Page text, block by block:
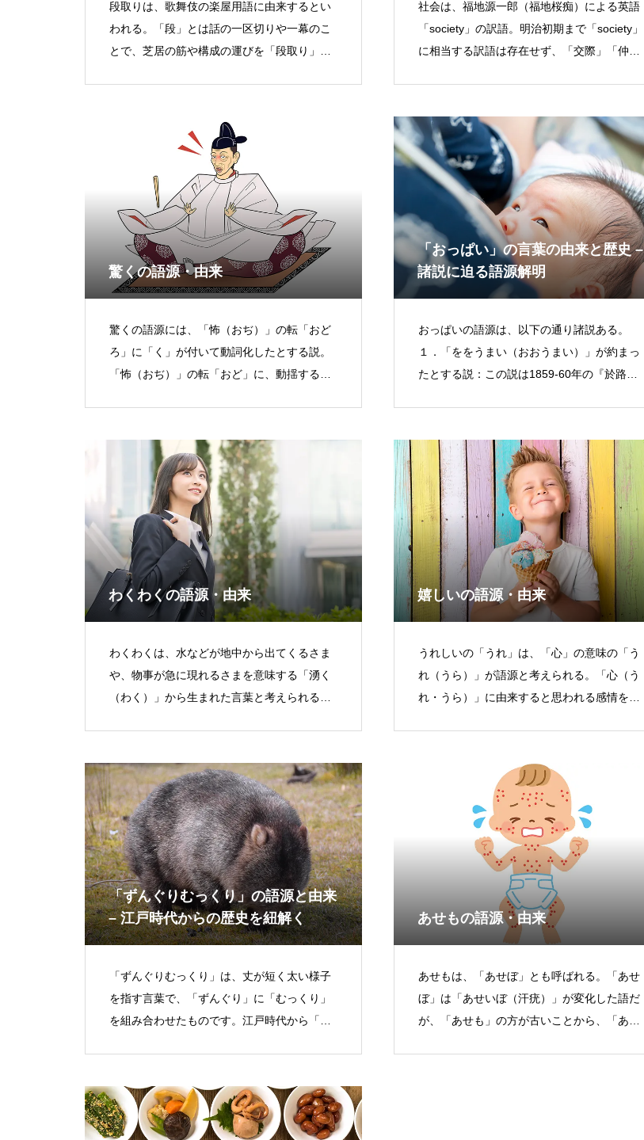
段取りは、歌舞伎の楽屋用語に由来するとい
われる。「段」とは話の一区切りや一幕のこ
とで、芝居の筋や構成の運びを「段取り」と
社会は、福地源一郎（福地桜痴）による英語
「society」の訳語。明治初期まで「society」
に相当する訳語は存在せず、「交際」「仲
驚くの語源・由来
驚くの語源には、「怖（おぢ）」の転「おど
ろ」に「く」が付いて動詞化したとする説。
「怖（おぢ）」の転「おど」に、動揺する意
「おっぱい」の言葉の由来と歴史 –
諸説に迫る語源解明
おっぱいの語源は、以下の通り諸説ある。
１．「ををうまい（おおうまい）」が約まっ
たとする説：この説は1859-60年の『於路加
わくわくの語源・由来
わくわくは、水などが地中から出てくるさま
や、物事が急に現れるさまを意味する「湧く
（わく）」から生まれた言葉と考えられる。
嬉しいの語源・由来
うれしいの「うれ」は、「心」の意味の「う
れ（うら）」が語源と考えられる。「心（う
れ・うら）」に由来すると思われる感情を表
「ずんぐりむっくり」の語源と由来
– 江戸時代からの歴史を紐解く
「ずんぐりむっくり」は、丈が短く太い様子
を指す言葉で、「ずんぐり」に「むっくり」
を組み合わせたものです。江戸時代から「ず
あせもの語源・由来
あせもは、「あせぼ」とも呼ばれる。「あせ
ぼ」は「あせいぼ（汗疣）」が変化した語だ
が、「あせも」の方が古いことから、「あせ